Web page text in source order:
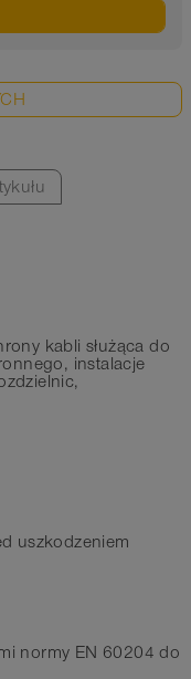
kabli służąca do
instalacje
uszkodzeniem
normy EN 60204 do